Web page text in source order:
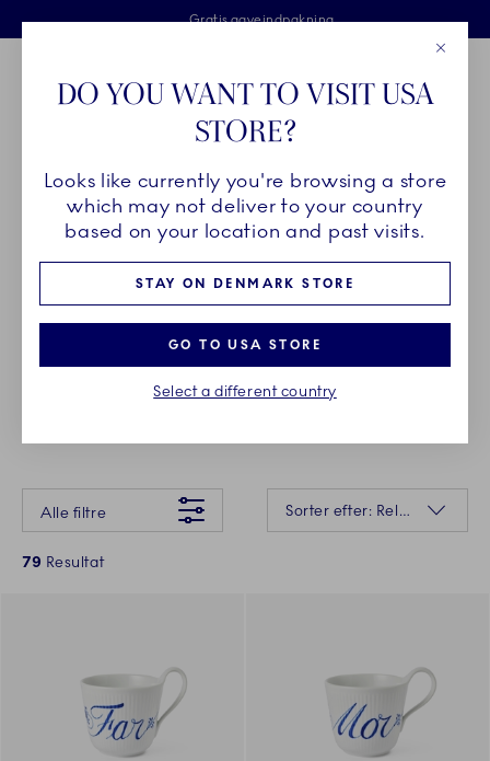
Skip Navigation
Fri levering ved køb over 500 kr. og fri retur
Gratis gaveindpakning
2 års brudgaranti
Royal Copenhagen
FORÅRSNYHEDER
Alsidige former, nyfortolkninger af gamle skatte fra
arkiverne og nye favoritter til din samling - oplev
alle forårsnyhederne fra Royal Copenhagen. Du
kan købe Forårsnyhederne i alle Royal
Der gik desværre noget galt Prøv venligst igen senere
Alle filtre
Sorter efter: Relevans
79 Resultat
DO YOU WANT TO VISIT USA
STORE?
Looks like currently you're browsing a store
which may not deliver to your country
based on your location and past visits.
STAY ON DENMARK STORE
GO TO USA STORE
Select a different country